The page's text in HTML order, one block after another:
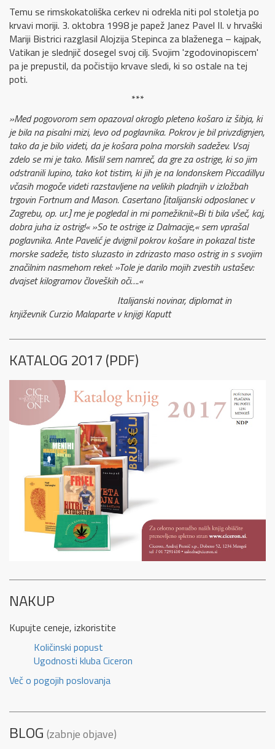
Temu se rimskokatoliška cerkev ni odrekla niti pol stoletja po
krvavi moriji. 3. oktobra 1998 je papež Janez Pavel II. v hrvaški
Mariji Bistrici razglasil Alojzija Stepinca za blaženega – kajpak,
Vatikan je slednjič dosegel svoj cilj. Svojim 'zgodovinopiscem'
pa je prepustil, da počistijo krvave sledi, ki so ostale na tej
poti.
***
»Med pogovorom sem opazoval okroglo pleteno košaro iz šibja, ki
je bila na pisalni mizi, levo od poglavnika. Pokrov je bil privzdignjen,
tako da je bilo videti, da je košara polna morskih sadežev. Vsaj
zdelo se mi je tako. Mislil sem namreč, da gre za ostrige, ki so jim
odstranili lupino, tako kot tistim, ki jih je na londonskem Piccadillyu
včasih mogoče videti razstavljene na velikih pladnjih v izložbah
trgovin Fortnum and Mason. Casertano [italijanski odposlanec v
Zagrebu, op. ur.] me je pogledal in mi pomežiknil:«Bi ti bila všeč, kaj,
dobra juha iz ostrig!« »So te ostrige iz Dalmacije,« sem vprašal
poglavnika. Ante Pavelić je dvignil pokrov košare in pokazal tiste
morske sadeže, tisto sluzasto in zdrizasto maso ostrig in s svojim
značilnim nasmehom rekel: »Tole je darilo mojih zvestih ustašev:
dvajset kilogramov človeških oči….«
Italijanski novinar, diplomat in
književnik Curzio Malaparte v knjigi Kaputt
KATALOG 2017 (PDF)
NAKUP
Kupujte ceneje, izkoristite
Količinski popust
Ugodnosti kluba Ciceron
Več o pogojih poslovanja
BLOG (zabnje objave)